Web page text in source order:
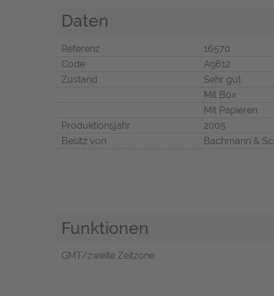
Daten
Referenz
16570
Code
A9612
Zustand
Sehr gut
Mit Box
Mit Papieren
Produktionsjahr
2005
Besitz von
Bachmann &
Funktionen
GMT/zweite Zeitzone